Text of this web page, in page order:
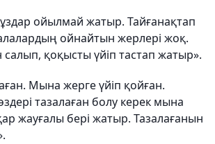
ойылмай жатыр. Тайғанақтап
ойнайтын жерлері жоқ.
қоқысты үйіп тастап жатыр».
Мына жерге үйіп қойған.
тазалаған болу керек мына
жауғалы бері жатыр. Тазалағанын